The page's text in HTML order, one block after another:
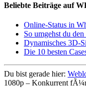
Beliebte Beiträge auf
Online-Status in
So umgehst du
Dynamisches 3D-
Die 10 besten
Du bist gerade hier:
1080p – Konkurrent